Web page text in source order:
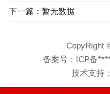
下一篇：暂无数据
CopyRight
备案号： ICP备
技术支持